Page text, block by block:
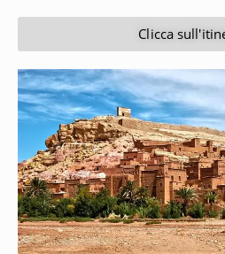
Clicca